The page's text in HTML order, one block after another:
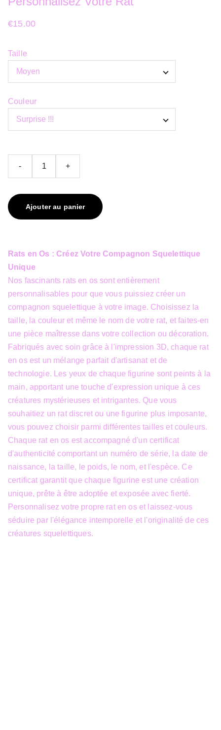
€15.00
Taille
Couleur
- +
Ajouter au panier
Rats en Os : Créez Votre Compagnon Squelettique
Unique
Nos fascinants rats en os sont entièrement
personnalisables pour que vous puissiez créer un
compagnon squelettique à votre image. Choisissez la
taille, la couleur et même le nom de votre rat, et faites-en
une pièce maîtresse dans votre collection ou décoration.
Fabriqués avec soin grâce à l'impression 3D, chaque rat
en os est un mélange parfait d'artisanat et de
technologie. Les yeux de chaque figurine sont peints à la
main, apportant une touche d'expression unique à ces
créatures mystérieuses et intrigantes. Que vous
souhaitiez un rat discret ou une figurine plus imposante,
vous pouvez choisir parmi différentes tailles et couleurs.
Chaque rat en os est accompagné d'un certificat
d'authenticité comportant un numéro de série, la date de
naissance, la taille, le poids, le nom, et l'espèce. Ce
certificat garantit que chaque figurine est une création
unique, prête à être adoptée et exposée avec fierté.
Personnalisez votre propre rat en os et laissez-vous
séduire par l'élégance intemporelle et l'originalité de ces
créatures squelettiques.